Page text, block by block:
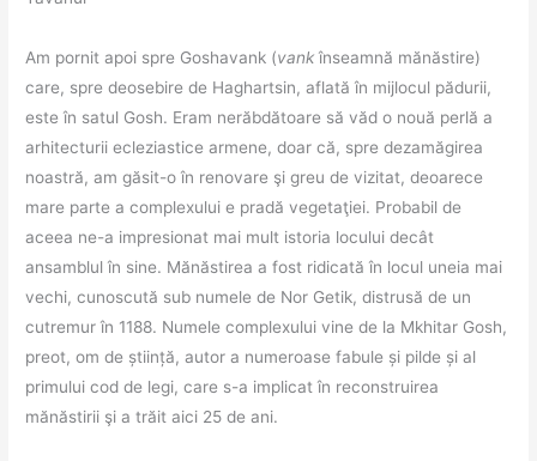
Am pornit apoi spre Goshavank (vank înseamnă mănăstire)
care, spre deosebire de Haghartsin, aflată în mijlocul pădurii,
este în satul Gosh. Eram nerăbdătoare să văd o nouă perlă a
arhitecturii ecleziastice armene, doar că, spre dezamăgirea
noastră, am găsit-o în renovare şi greu de vizitat, deoarece
mare parte a complexului e pradă vegetaţiei. Probabil de
aceea ne-a impresionat mai mult istoria locului decât
ansamblul în sine. Mănăstirea a fost ridicată în locul uneia mai
vechi, cunoscută sub numele de Nor Getik, distrusă de un
cutremur în 1188. Numele complexului vine de la Mkhitar Gosh,
preot, om de știință, autor a numeroase fabule și pilde și al
primului cod de legi, care s-a implicat în reconstruirea
mănăstirii şi a trăit aici 25 de ani.